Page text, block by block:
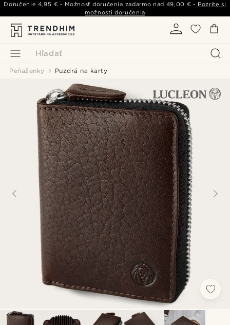
Hľadať
Doručenie4,95 € - Možnosť doručenia zadarmo nad 49,00 € - Pozrite si
možnosti doručenia
Peňaženky Puzdrá na karty